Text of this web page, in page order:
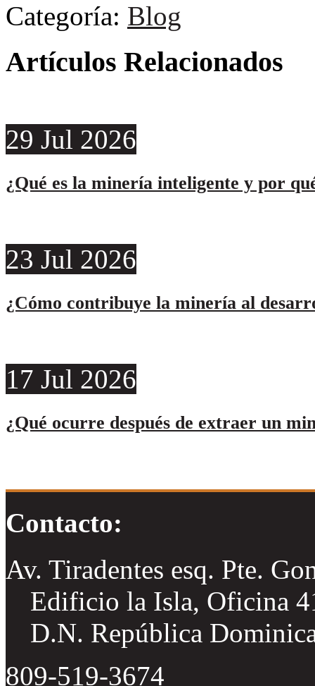
Categoría: Blog
Artículos Relacionados
29 Jul 2026
¿Qué es la minería inteligente y por
23 Jul 2026
¿Cómo contribuye la minería al
17 Jul 2026
¿Qué ocurre después de extraer un
Contacto:
Av. Tiradentes esq. Pte.
Edificio la Isla, Oficina
D.N. República
809-519-3674